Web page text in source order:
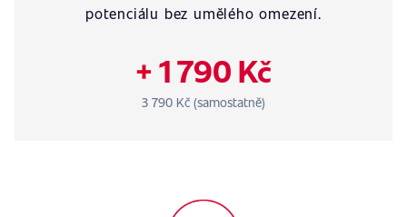
potenciálu bez umělého omezení.
+ 1 790 Kč
3 790 Kč (samostatně)